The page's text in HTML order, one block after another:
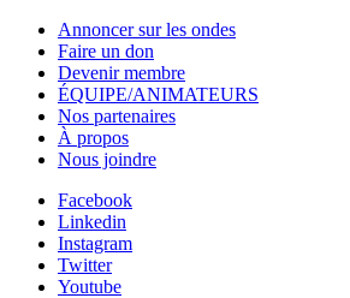
Annoncer sur les ondes
Faire un don
Devenir membre
ÉQUIPE/ANIMATEURS
Nos partenaires
À propos
Nous joindre
Facebook
Linkedin
Instagram
Twitter
Youtube